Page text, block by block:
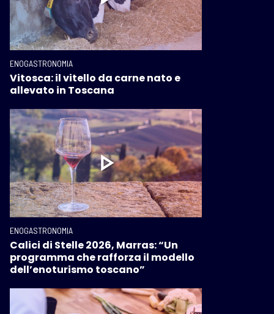
ENOGASTRONOMIA
Vitosca: il vitello da carne nato e
allevato in Toscana
ENOGASTRONOMIA
Calici di Stelle 2026, Marras: “Un
programma che rafforza il modello
dell’enoturismo toscano”